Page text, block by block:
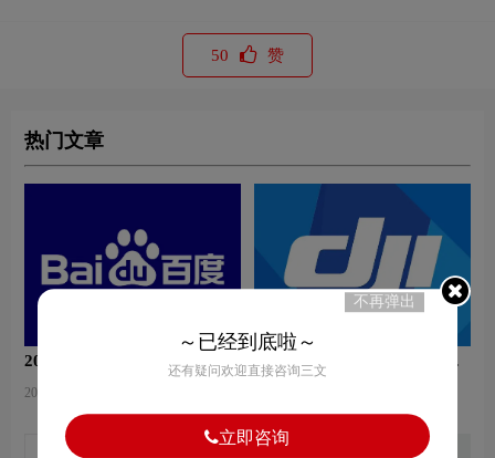
50 赞
热门文章
2020年不一样的百度新Logo
2020-11-05 10:20:33
无人机LOGO设计-大疆创新
品牌logo设计
不再弹出
～已经到底啦～
还有疑问欢迎直接咨询三文
立即咨询